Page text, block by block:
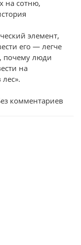
на сотню,
элемент,
его — легче
почему люди
на
комментариев